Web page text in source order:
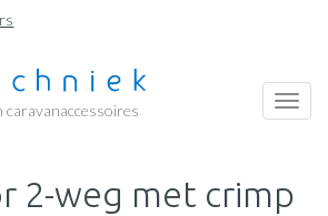
caravanaccessoires
2-weg met crimp